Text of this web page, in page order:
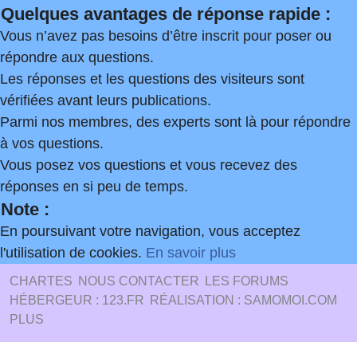
Quelques avantages de réponse rapide :
Vous n’avez pas besoins d’être inscrit pour poser ou
répondre aux questions.
Les réponses et les questions des visiteurs sont
vérifiées avant leurs publications.
Parmi nos membres, des experts sont là pour répondre
à vos questions.
Vous posez vos questions et vous recevez des
réponses en si peu de temps.
Note :
En poursuivant votre navigation, vous acceptez
l'utilisation de cookies. En savoir plus
CHARTES NOUS CONTACTER
LES FORUMS
HÉBERGEUR : 123.FR
RÉALISATION : SAMOMOI.COM
PLUS